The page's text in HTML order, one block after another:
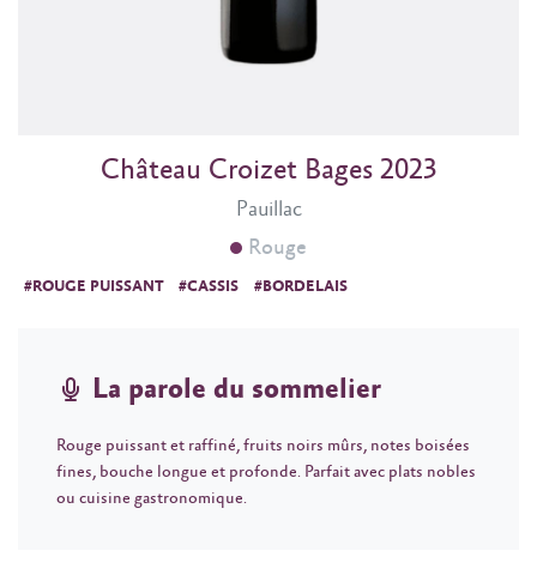
Pauillac
Château Croizet Bages 2023
Rouge
#ROUGE PUISSANT #CASSIS #BORDELAIS
La parole du sommelier
Rouge puissant et raffiné, fruits noirs mûrs, notes boisées
fines, bouche longue et profonde. Parfait avec plats nobles
ou cuisine gastronomique.